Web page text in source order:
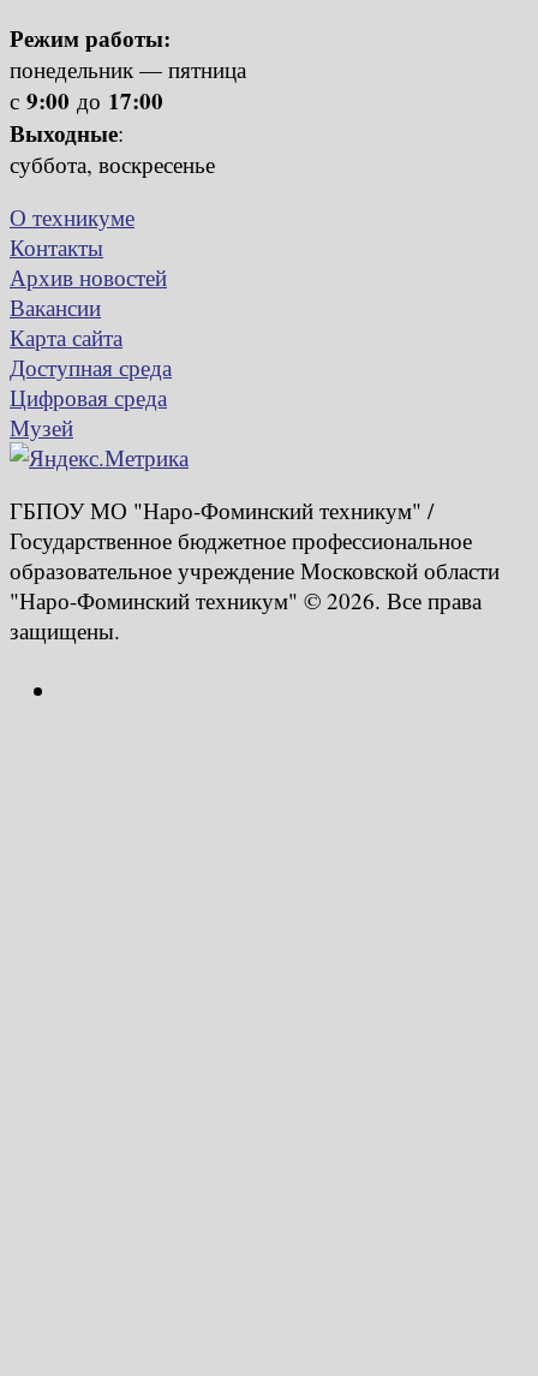
Режим работы:
понедельник — пятница
с 9:00 до 17:00
Выходные:
суббота, воскресенье
О техникуме
Контакты
Архив новостей
Вакансии
Карта сайта
Доступная среда
Цифровая среда
Музей
ГБПОУ МО "Наро-Фоминский техникум" /
Государственное бюджетное профессиональное
образовательное учреждение Московской области
"Наро-Фоминский техникум" © 2026. Все права
защищены.